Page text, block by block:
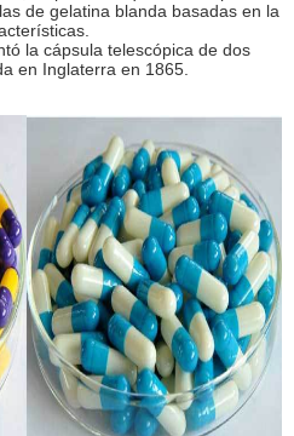
de gelatina blanda basadas en la
la cápsula telescópica de dos
en Inglaterra en 1865.